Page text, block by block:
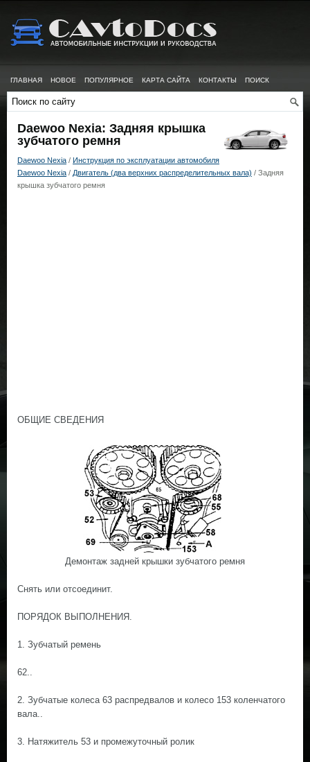
ГЛАВНАЯ НОВОЕ ПОПУЛЯРНОЕ КАРТА САЙТА КОНТАКТЫ ПОИСК
Daewoo Nexia: Задняя крышка
зубчатого ремня
Daewoo Nexia / Инструкция по эксплуатации автомобиля
Daewoo Nexia / Двигатель (два верхних распределительных вала) / Задняя
крышка зубчатого ремня
ОБЩИЕ СВЕДЕНИЯ
Демонтаж задней крышки зубчатого ремня
Снять или отсоединит.
ПОРЯДОК ВЫПОЛНЕНИЯ.
1. Зубчатый ремень
62..
2. Зубчатые колеса 63 распредвалов и колесо 153 коленчатого
вала..
3. Натяжитель 53 и промежуточный ролик